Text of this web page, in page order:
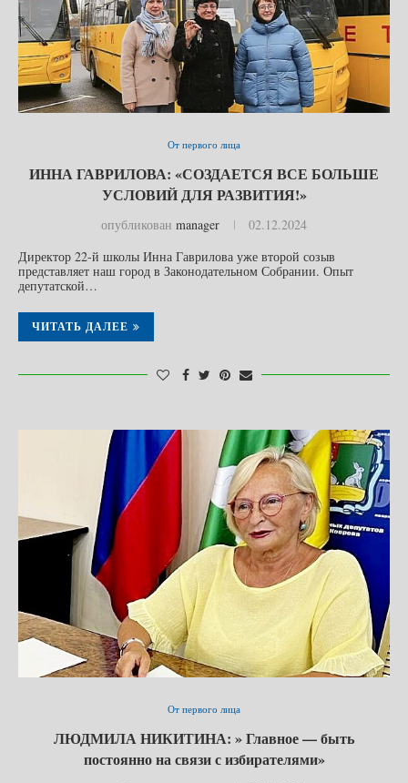
От первого лица
ИННА ГАВРИЛОВА: «СОЗДАЕТСЯ ВСЕ БОЛЬШЕ
УСЛОВИЙ ДЛЯ РАЗВИТИЯ!»
опубликован manager
02.12.2024
Директор 22-й школы Инна Гаврилова уже второй созыв
представляет наш город в Законодательном Собрании. Опыт
депутатской…
ЧИТАТЬ ДАЛЕЕ
От первого лица
ЛЮДМИЛА НИКИТИНА: » Главное — быть
постоянно на связи с избирателями»